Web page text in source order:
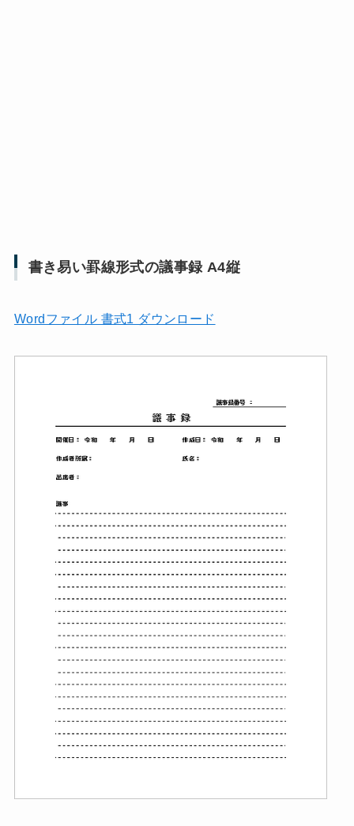
書き易い罫線形式の議事録 A4縦
Wordファイル 書式1 ダウンロード